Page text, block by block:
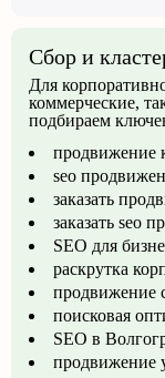
Сбор и
Для
коммерческие,
подбираем
продвижение
seo
заказать
заказать seo
SEO для
раскрутка
продвижение
поисковая
SEO в
продвижение